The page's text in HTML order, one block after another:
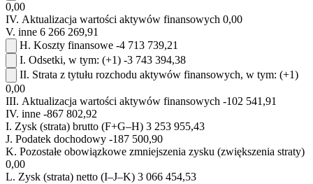
0,00
IV. Aktualizacja wartości aktywów finansowych 0,00
V. inne 6 266 269,91
H. Koszty finansowe -4 713 739,21
I. Odsetki, w tym: (+1) -3 743 394,38
II. Strata z tytułu rozchodu aktywów finansowych, w tym: (+1)
0,00
III. Aktualizacja wartości aktywów finansowych -102 541,91
IV. inne -867 802,92
I. Zysk (strata) brutto (F+G–H) 3 253 955,43
J. Podatek dochodowy -187 500,90
K. Pozostałe obowiązkowe zmniejszenia zysku (zwiększenia straty)
0,00
L. Zysk (strata) netto (I–J–K) 3 066 454,53